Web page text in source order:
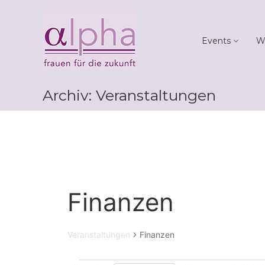
alpha
Frauen
für
die
Events
Archiv: Veranstaltungen
Finanzen
Veranstaltungen Finanzen